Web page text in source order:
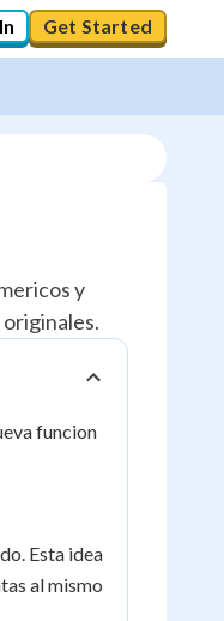
Get Started
y
funcion
Esta idea
al mismo